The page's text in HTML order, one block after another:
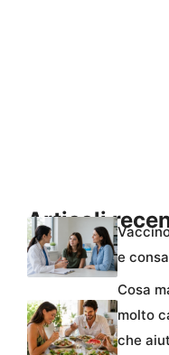
Articoli
e
Cosa
molto
che